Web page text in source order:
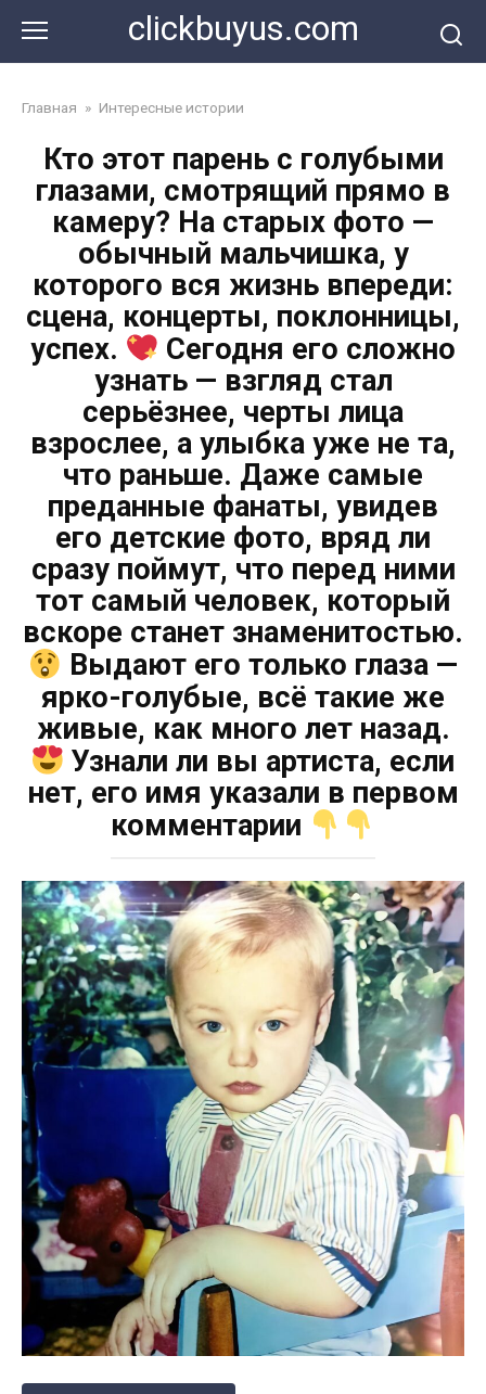
контенту
clickbuyus.com
Главная » Интересные истории
Кто этот парень с голубыми
глазами, смотрящий прямо в
камеру? На старых фото —
обычный мальчишка, у
которого вся жизнь впереди:
сцена, концерты, поклонницы,
успех.
Сегодня его сложно
узнать — взгляд стал
серьёзнее, черты лица
взрослее, а улыбка уже не та,
что раньше. Даже самые
преданные фанаты, увидев
его детские фото, вряд ли
сразу поймут, что перед ними
тот самый человек, который
вскоре станет знаменитостью.
Выдают его только глаза —
ярко-голубые, всё такие же
живые, как много лет назад.
Узнали ли вы артиста, если
нет, его имя указали в первом
комментарии